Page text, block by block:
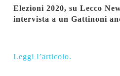
Elezioni 2020, su Lecco
intervista a un Gattinoni
Leggi l’articolo.